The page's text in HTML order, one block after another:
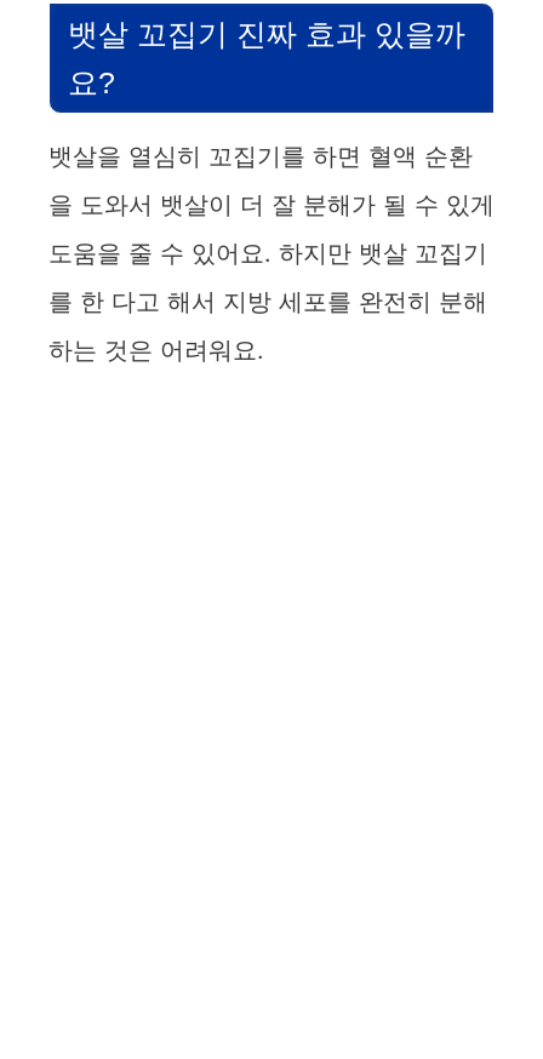
뱃살 꼬집기 진짜 효과 있을까
요?
뱃살을 열심히 꼬집기를 하면 혈액 순환
을 도와서 뱃살이 더 잘 분해가 될 수 있게
도움을 줄 수 있어요. 하지만 뱃살 꼬집기
를 한 다고 해서 지방 세포를 완전히 분해
하는 것은 어려워요.